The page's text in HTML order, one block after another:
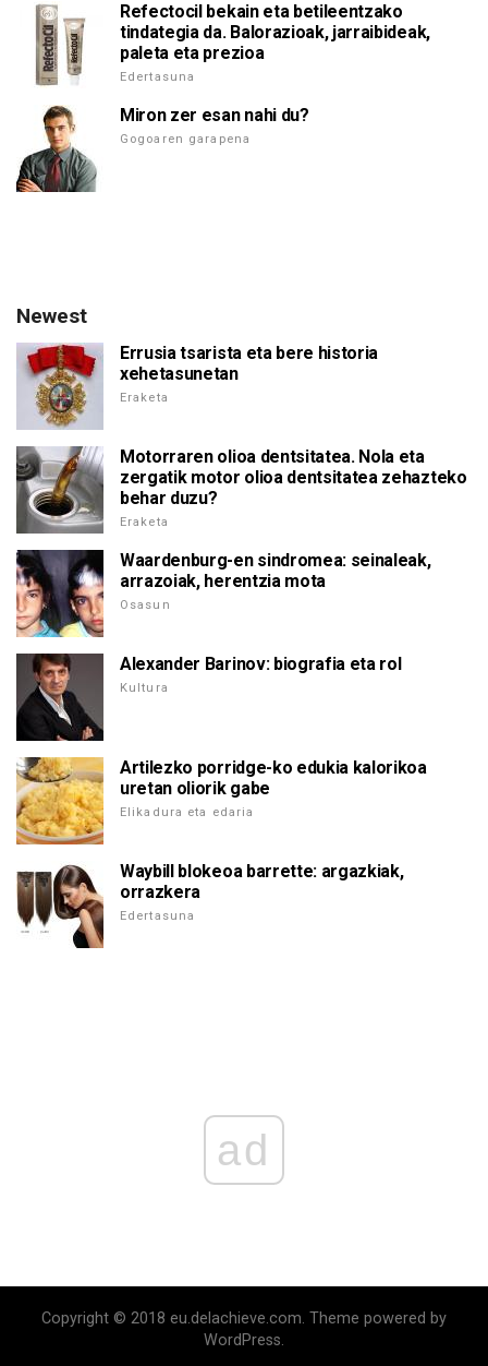
Refectocil bekain eta betileentzako
tindategia da. Balorazioak, jarraibideak,
paleta eta prezioa
Edertasuna
Miron zer esan nahi du?
Gogoaren garapena
Newest
Errusia tsarista eta bere historia
xehetasunetan
Eraketa
Motorraren olioa dentsitatea. Nola eta
zergatik motor olioa dentsitatea zehazteko
behar duzu?
Eraketa
Waardenburg-en sindromea: seinaleak,
arrazoiak, herentzia mota
Osasun
Alexander Barinov: biografia eta rol
Kultura
Artilezko porridge-ko edukia kalorikoa
uretan oliorik gabe
Elikadura eta edaria
Waybill blokeoa barrette: argazkiak,
orrazkera
Edertasuna
ad
Copyright © 2018 eu.delachieve.com. Theme powered by
WordPress.